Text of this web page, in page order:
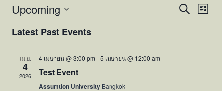
Events
SearchList
Upcoming
date.
Latest Past Events
เม.ย.
4
2026
4 เมษายน @ 3:00 pm -5 เมษายน @ 12:00 am
Test Event
Assumtion University Bangkok